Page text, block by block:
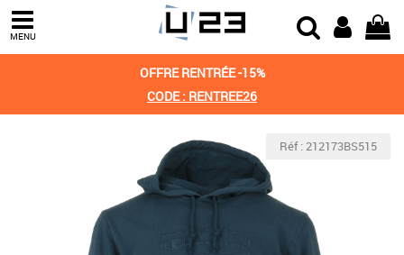
MENU
OFFRE RENTRÉE -15%
CODE : RENTREE26
Réf : 212173BS515